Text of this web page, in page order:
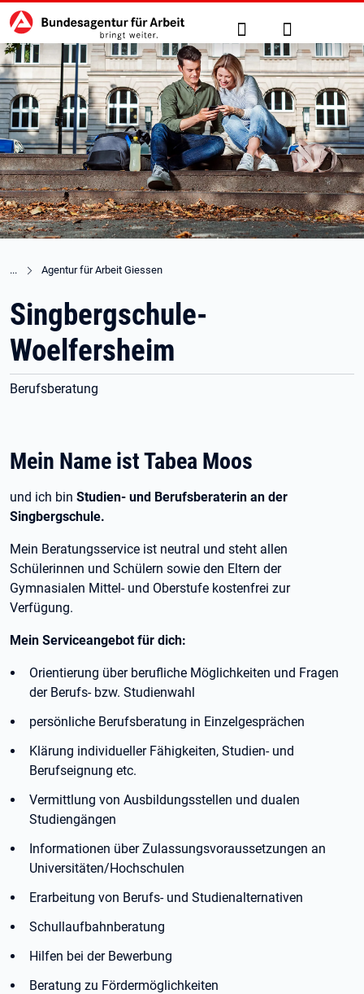
zu den Hauptinhalten springen
Hauptnavigation Suche Anmelden
Agentur für Arbeit Giessen
Singbergschule-
Woelfersheim
Berufsberatung
Mein Name ist Tabea Moos
und ich bin Studien- und Berufsberaterin an der
Singbergschule.
Mein Beratungsservice ist neutral und steht allen
Schülerinnen und Schülern sowie den Eltern der
Gymnasialen Mittel- und Oberstufe kostenfrei zur
Verfügung.
Mein Serviceangebot für dich:
Orientierung über berufliche Möglichkeiten und Fragen
der Berufs- bzw. Studienwahl
persönliche Berufsberatung in Einzelgesprächen
Klärung individueller Fähigkeiten, Studien- und
Berufseignung etc.
Vermittlung von Ausbildungsstellen und dualen
Studiengängen
Informationen über Zulassungsvoraussetzungen an
Universitäten/Hochschulen
Erarbeitung von Berufs- und Studienalternativen
Schullaufbahnberatung
Hilfen bei der Bewerbung
Beratung zu Fördermöglichkeiten